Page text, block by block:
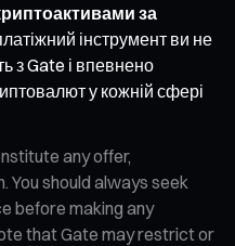
за
інструмент ви не
з Gate і впевнено
у кожній сфері
any offer,
You should always seek
before making any
that Gate may restrict or